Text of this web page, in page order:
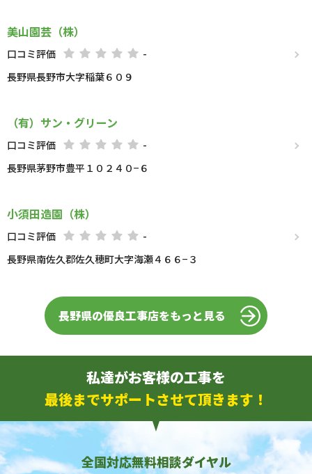
美山園芸（株）
口コミ評価
-
長野県長野市大字稲葉６０９
（有）サン・グリーン
口コミ評価
-
長野県茅野市豊平１０２４０−６
小須田造園（株）
口コミ評価
-
長野県南佐久郡佐久穂町大字海瀬４６６−３
長野県の優良工事店をもっと見る
私達がお客様の工事を
最後までサポートさせて頂きます！
全国対応無料相談ダイヤル